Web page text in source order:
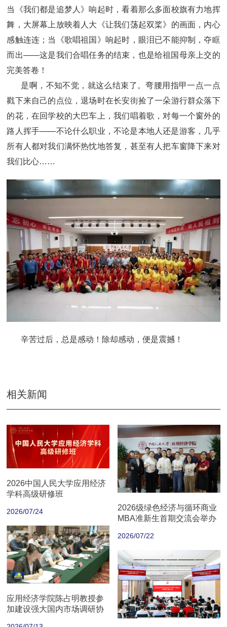
当《我们都是追梦人》响起时，看着那么多面校旗有力地挥
舞，大屏幕上放映着人大《让我们荡起双桨》的画面，内心
感触连连；当《歌唱祖国》响起时，眼泪已不能抑制，夺眶
而出——这是我们合唱任务的结束，也是给祖国母亲上交的
完美答卷！
是啊，不知不觉，就这么结束了。弯腰用指甲一点一点
戳下来自己的点位，退场时在长安街捡了一朵游行群众落下
的花，在回学校的大巴车上，我们唱着歌，对每一个窗外的
路人挥手——不论什么职业，不论是本地人还是游客，几乎
所有人都对我们满怀热忱地答复，甚至有人把车窗降下来对
我们比心……
辛苦过后，总是感动！除却感动，便是震撼！
相关新闻
2026中国人民大学应用经济
学科高级研修班
2026/07/24
2026级绿色经济与循环商业
MBA准新生首期交流会举办
2026/07/22
应用经济学院陈占明教授参
加建设强大国内市场调研协